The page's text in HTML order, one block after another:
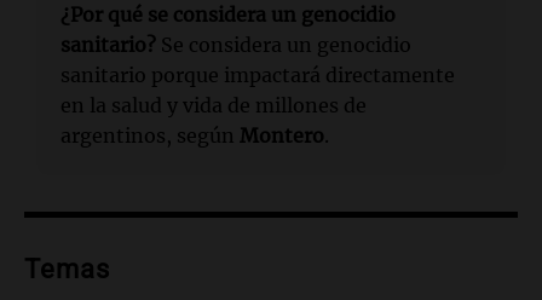
¿Por qué se considera un genocidio
sanitario? Se considera un genocidio
sanitario porque impactará directamente
en la salud y vida de millones de
argentinos, según Montero.
Temas